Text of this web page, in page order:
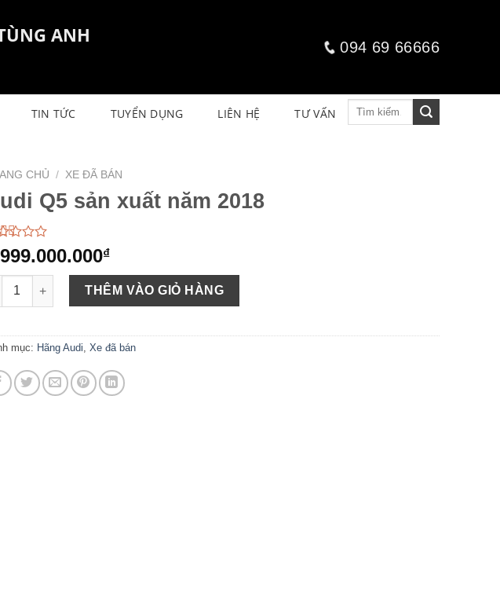
ANH
094 69 66666
TIN TỨC TUYỂN DỤNG LIÊN HỆ TƯ VẤN
Tìm
CHỦ / XE ĐÃ BÁN
Q5 sản xuất năm 2018
₫
Q5 sản xuất năm 2018 số lượng
THÊM VÀO GIỎ HÀNG
mục: Hãng Audi, Xe đã bán